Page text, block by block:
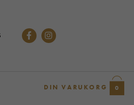
DIN VARUKORG 0